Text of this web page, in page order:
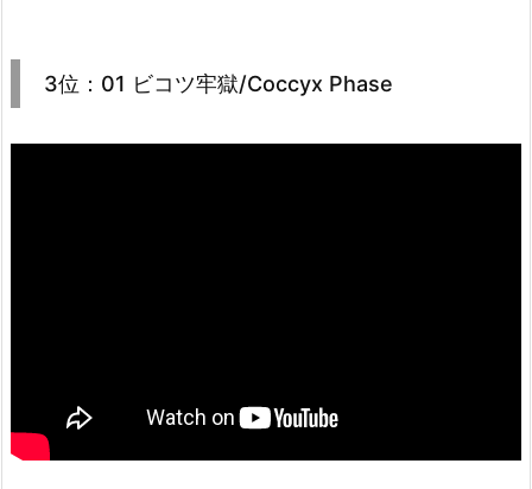
3位：01 ビコツ牢獄/Coccyx Phase